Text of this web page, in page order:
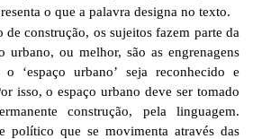
o que a palavra designa no texto.
de construção, os sujeitos fazem parte da
urbano, ou melhor, são as engrenagens
‘espaço urbano’ seja reconhecido e
isso, o espaço urbano deve ser tomado
construção, pela linguagem.
político que se movimenta através das